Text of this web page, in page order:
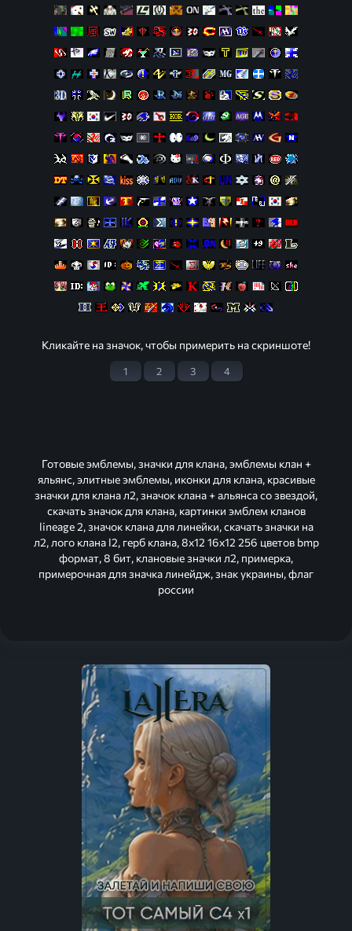
Кликайте на значок, чтобы примерить на скриншоте!
1 2 3 4
Готовые эмблемы, значки для клана, эмблемы клан +
яльянс, элитные эмблемы, иконки для клана, красивые
значки для клана л2, значок клана + альянса со звездой,
скачать значок для клана, картинки эмблем кланов
lineage 2, значок клана для линейки, скачать значки на
л2, лого клана l2, герб клана, 8х12 16х12 256 цветов bmp
формат, 8 бит, клановые значки л2, примерка,
примерочная для значка линейдж, знак украины, флаг
россии